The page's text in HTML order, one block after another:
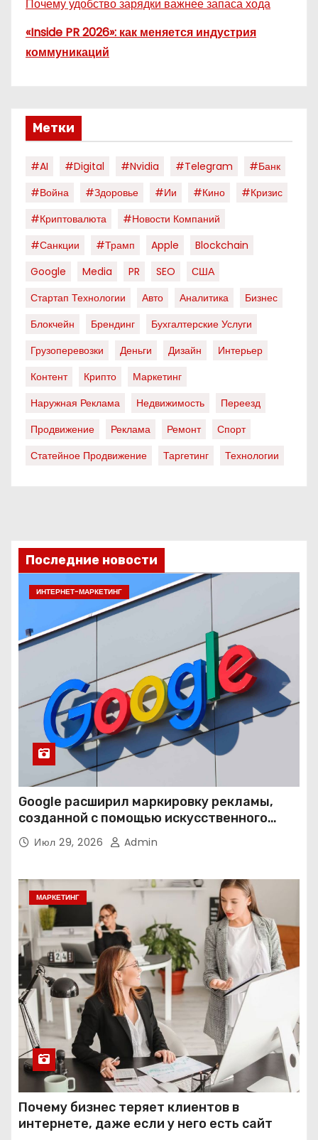
Почему удобство зарядки важнее запаса хода
«Inside PR 2026»: как меняется индустрия
коммуникаций
Метки
#AI #digital #nvidia #telegram
#банк
#война
#здоровье #ии #кино
#кризис
#криптовалюта
#новости Компаний
#санкции
#трамп Apple
Blockchain
Google
Media PR SEO
США
Стартап Технологии
Авто Аналитика
Бизнес
Блокчейн
Брендинг
Бухгалтерские Услуги
Грузоперевозки
Деньги Дизайн
Интерьер
Контент
Крипто
Маркетинг
Наружная Реклама
Недвижимость
Переезд
Продвижение
Реклама Ремонт
Спорт
Статейное Продвижение
Таргетинг Технологии
Последние новости
ИНТЕРНЕТ-МАРКЕТИНГ
Google расширил маркировку рекламы,
созданной с помощью искусственного
интеллекта
Июл 29, 2026 Admin
МАРКЕТИНГ
Почему бизнес теряет клиентов в
интернете, даже если у него есть сайт